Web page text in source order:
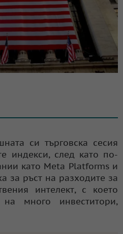
си търговска сесия
индекси, след като по-
като Meta Platforms и
за ръст на разходите за
интелект, с което
на много инвеститори,